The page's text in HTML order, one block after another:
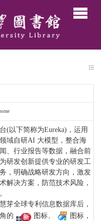
(以下简称为Eureka)，运用
域自研AI 大模型，整合海
、行业报告等数据，融合前
研发创新提供专业的研发工
，明确战略研发方向，激发
解决方案，防范技术风险，
芽全球专利信息数据库后，
的
图 标、 图标，